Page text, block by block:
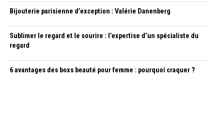
Bijouterie parisienne d’exception : Valérie Danenberg
Sublimer le regard et le sourire : l’expertise d’un spécialiste du
regard
6 avantages des boxs beauté pour femme : pourquoi craquer ?